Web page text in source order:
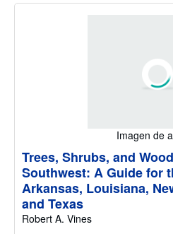
Imagen de
Trees, Shrubs, and
Southwest: A Guide for
Arkansas, Louisiana,
and Texas
Robert A. Vines